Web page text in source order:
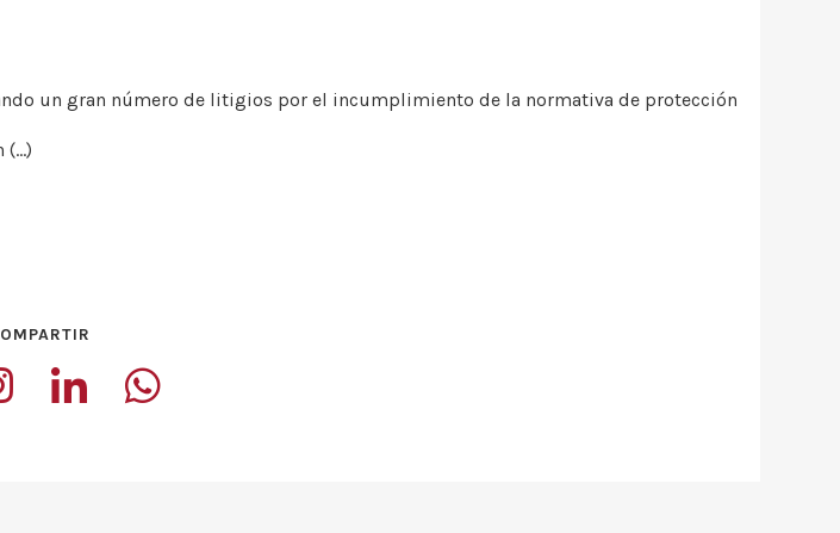
un gran número de litigios por el incumplimiento de la normativa de protección
(…)